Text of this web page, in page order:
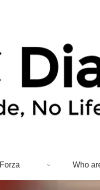
Forza Who